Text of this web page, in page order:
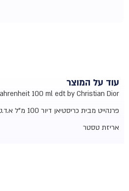
עוד על המוצר
Fahrenheit 100 ml edt by Christian Dior
פרנהייט מבית כריסטיאן דיור 100 מ"ל א.ד.ט
אריזת טסטר